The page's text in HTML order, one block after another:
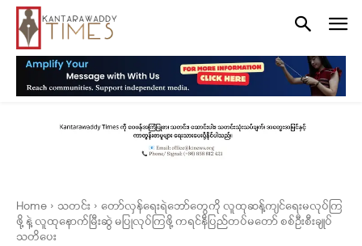
Home သတင်း
တော်လှန်ရေးရဲဘော်တွေကို လူထုဆန့်ကျင်ရေးမလုပ်ကြ
ဖို့ နဲ့ လူထုနောက်မြီးဆွဲ မပြုလုပ်ကြဖို့ ကရင်နီပြည်တပ်မတော် စစ်ဦးစီးချုပ်
သတိပေး